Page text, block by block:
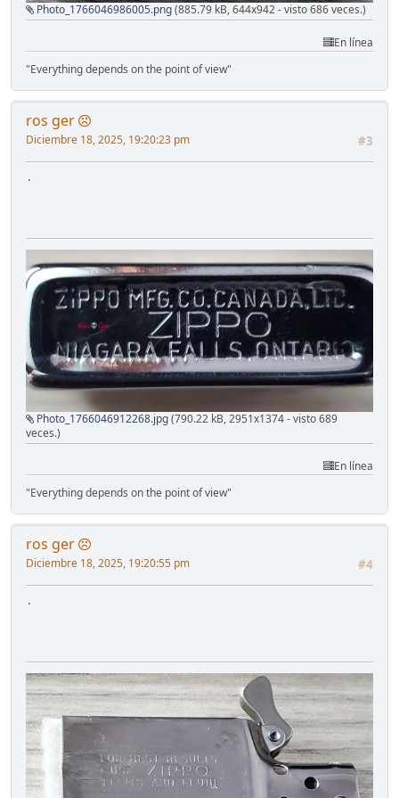
Photo_1766046986005.png(885.79 kB, 644x942 - visto 686 veces.)
En línea
"Everything depends on the point of view"
ros ger
#3
Diciembre 18, 2025, 19:20:23 pm
.
Photo_1766046912268.jpg(790.22 kB, 2951x1374 - visto 689
veces.)
En línea
"Everything depends on the point of view"
ros ger
#4
Diciembre 18, 2025, 19:20:55 pm
.